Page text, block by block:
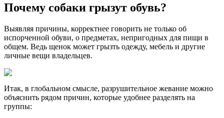
Почему собаки грызут обувь?
Выявляя причины, корректнее говорить не только об
испорченной обуви, о предметах, непригодных для пищи в
общем. Ведь щенок может грызть одежду, мебель и другие
личные вещи владельцев.
Итак, в глобальном смысле, разрушительное жевание можно
объяснить рядом причин, которые удобнее разделять на
группы: